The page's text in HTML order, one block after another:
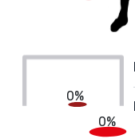
0%
0%